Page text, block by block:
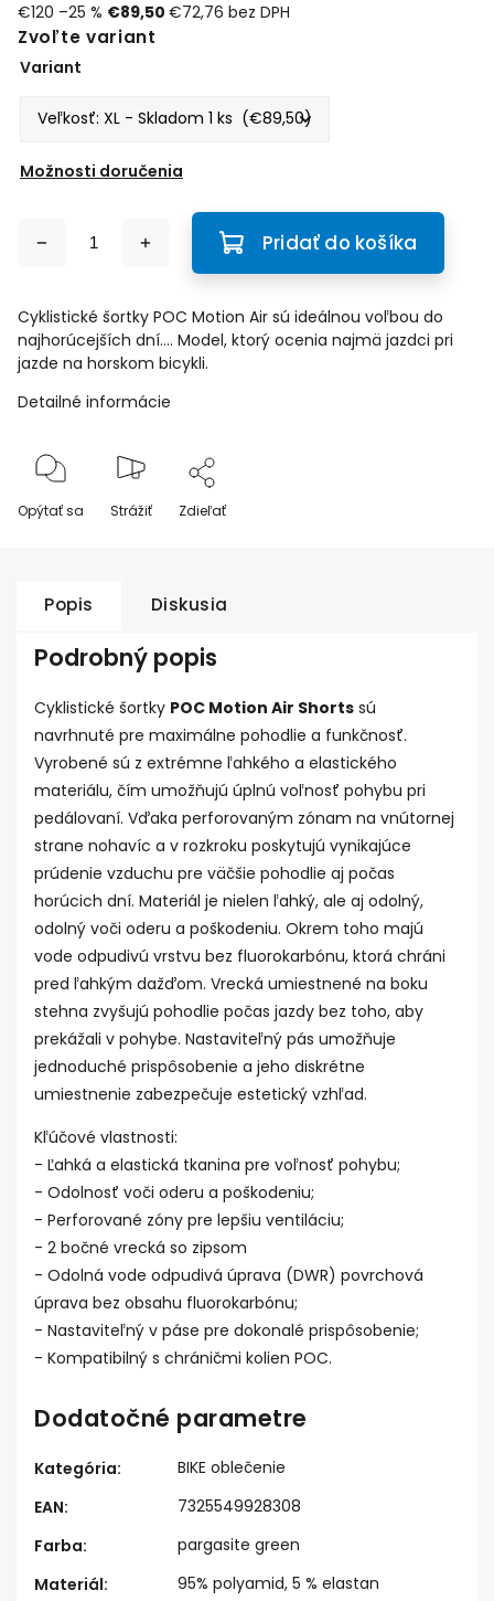
€120 –25 % €89,50 €72,76 bez DPH
Zvoľte variant
Variant
Možnosti doručenia
Pridať do košíka
Cyklistické šortky POC Motion Air sú ideálnou voľbou do
najhorúcejších dní.... Model, ktorý ocenia najmä jazdci pri
jazde na horskom bicykli.
Detailné informácie
Opýtať sa Strážiť Zdieľať
Popis Diskusia
Podrobný popis
Cyklistické šortky POC Motion Air Shorts sú
navrhnuté pre maximálne pohodlie a funkčnosť.
Vyrobené sú z extrémne ľahkého a elastického
materiálu, čím umožňujú úplnú voľnosť pohybu pri
pedálovaní. Vďaka perforovaným zónam na vnútornej
strane nohavíc a v rozkroku poskytujú vynikajúce
prúdenie vzduchu pre väčšie pohodlie aj počas
horúcich dní. Materiál je nielen ľahký, ale aj odolný,
odolný voči oderu a poškodeniu. Okrem toho majú
vode odpudivú vrstvu bez fluorokarbónu, ktorá chráni
pred ľahkým dažďom. Vrecká umiestnené na boku
stehna zvyšujú pohodlie počas jazdy bez toho, aby
prekážali v pohybe. Nastaviteľný pás umožňuje
jednoduché prispôsobenie a jeho diskrétne
umiestnenie zabezpečuje estetický vzhľad.
Kľúčové vlastnosti:
- Ľahká a elastická tkanina pre voľnosť pohybu;
- Odolnosť voči oderu a poškodeniu;
- Perforované zóny pre lepšiu ventiláciu;
- 2 bočné vrecká so zipsom
- Odolná vode odpudivá úprava (DWR) povrchová
úprava bez obsahu fluorokarbónu;
- Nastaviteľný v páse pre dokonalé prispôsobenie;
- Kompatibilný s chráničmi kolien POC.
Dodatočné parametre
Kategória:
BIKE oblečenie
EAN:
7325549928308
Farba:
pargasite green
Materiál: 95% polyamid, 5 % elastan